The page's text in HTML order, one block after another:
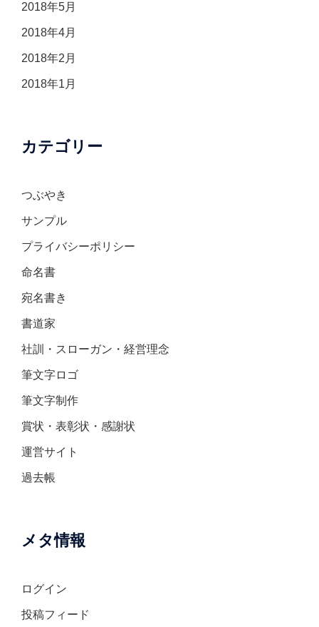
2018年5月
2018年4月
2018年2月
2018年1月
カテゴリー
つぶやき
サンプル
プライバシーポリシー
命名書
宛名書き
書道家
社訓・スローガン・経営理念
筆文字ロゴ
筆文字制作
賞状・表彰状・感謝状
運営サイト
過去帳
メタ情報
ログイン
投稿フィード